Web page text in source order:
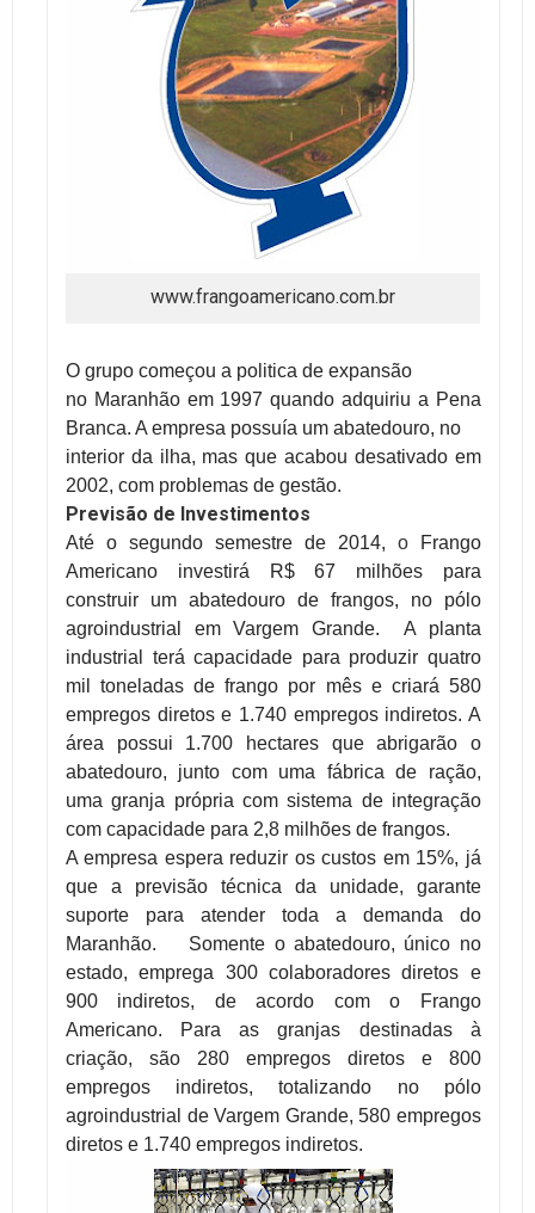
www.frangoamericano.com.br
O grupo começou a politica de expansão
no Maranhão em 1997 quandoadquiriu a Pena
Branca. A empresa possuía um abatedouro, no
interior da ilha, mas que acabou desativado em
2002, com problemas de gestão.
Previsão de Investimentos
Até o segundo semestre de 2014, oFrango
Americano investirá R$ 67 milhões para
construir um abatedouro de frangos, no pólo
agroindustrial em Vargem Grande.A planta
industrial terá capacidade para produzir quatro
mil toneladas de frango por mês e criará 580
empregos diretos e 1.740 empregos indiretos. A
área possui 1.700 hectares que abrigarão o
abatedouro, junto com uma fábrica de ração,
uma granja própria com sistema de integração
com capacidade para 2,8 milhões de frangos.
A empresa espera reduzir os custos em 15%, já
que a previsão técnica da unidade, garante
suporte para atender toda a demanda do
Maranhão. Somente o abatedouro, único no
estado, emprega 300 colaboradores diretos e
900 indiretos, de acordo com o Frango
Americano. Para as granjas destinadas à
criação, são 280 empregos diretos e 800
empregos indiretos, totalizando no pólo
agroindustrial de Vargem Grande, 580 empregos
diretos e 1.740 empregos indiretos.